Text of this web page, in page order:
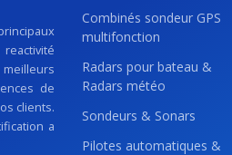
de
clients.
a
Combinés sondeur GPS
multifonction
Radars pour bateau &
Radars météo
Sondeurs & Sonars
Pilotes automatiques &